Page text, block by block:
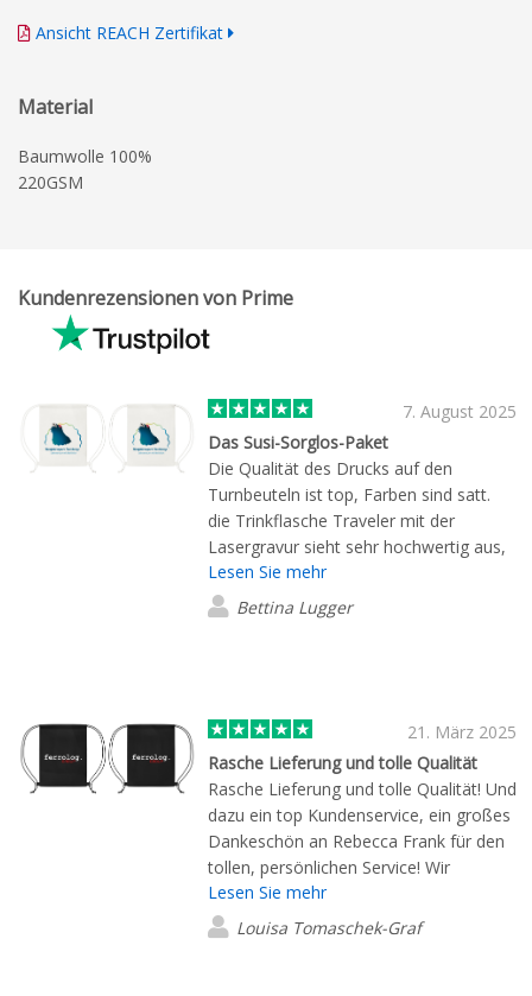
Ansicht REACH Zertifikat
Material
Baumwolle 100%
220GSM
Kundenrezensionen von Prime
7. August 2025
Das Susi-Sorglos-Paket
Die Qualität des Drucks auf den
Turnbeuteln ist top, Farben sind satt.
die Trinkflasche Traveler mit der
Lasergravur sieht sehr hochwertig aus,
die Gravur ist an den Kanten sehr
sauber. Von der Beratung über die
Angebotslegung, Versandzeit und der
Lesen Sie mehr
Bettina Lugger
21. März 2025
Rasche Lieferung und tolle Qualität
Rasche Lieferung und tolle Qualität! Und
dazu ein top Kundenservice, ein großes
Dankeschön an Rebecca Frank für den
tollen, persönlichen Service! Wir
bestellen gerne wieder bei Flashbay.
Lesen Sie mehr
Louisa Tomaschek-Graf